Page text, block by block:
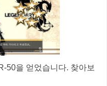
50을 얻었습니다. 찾아보